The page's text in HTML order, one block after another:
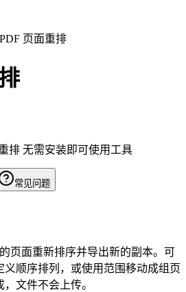
PDF 页面重排
排 无需安装即可使用工具
常见问题
页面重新排序并导出新的副本。可
义顺序排列，或使用范围移动成组页
文件不会上传。